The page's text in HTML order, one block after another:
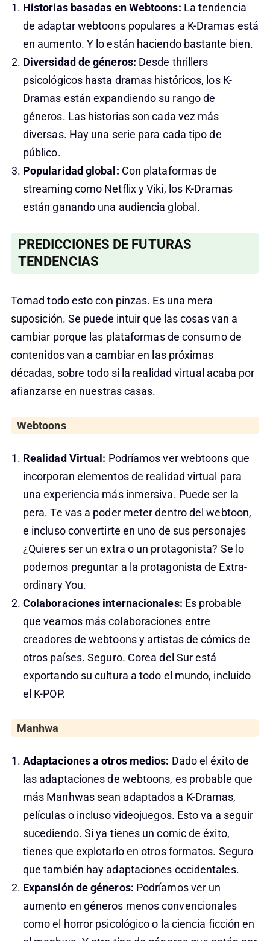
Historias basadas en Webtoons: La tendencia
de adaptar webtoons populares a K-Dramas está
en aumento. Y lo están haciendo bastante bien.
Diversidad de géneros: Desde thrillers
psicológicos hasta dramas históricos, los K-
Dramas están expandiendo su rango de
géneros. Las historias son cada vez más
diversas. Hay una serie para cada tipo de
público.
Popularidad global: Con plataformas de
streaming como Netflix y Viki, los K-Dramas
están ganando una audiencia global.
PREDICCIONES DE FUTURAS
TENDENCIAS
Tomad todo esto con pinzas. Es una mera
suposición. Se puede intuir que las cosas van a
cambiar porque las plataformas de consumo de
contenidos van a cambiar en las próximas
décadas, sobre todo si la realidad virtual acaba por
afianzarse en nuestras casas.
Webtoons
Realidad Virtual: Podríamos ver webtoons que
incorporan elementos de realidad virtual para
una experiencia más inmersiva. Puede ser la
pera. Te vas a poder meter dentro del webtoon,
e incluso convertirte en uno de sus personajes
¿Quieres ser un extra o un protagonista? Se lo
podemos preguntar a la protagonista de Extra-
ordinary You.
Colaboraciones internacionales: Es probable
que veamos más colaboraciones entre
creadores de webtoons y artistas de cómics de
otros países. Seguro. Corea del Sur está
exportando su cultura a todo el mundo, incluido
el K-POP.
Manhwa
Adaptaciones a otros medios: Dado el éxito de
las adaptaciones de webtoons, es probable que
más Manhwas sean adaptados a K-Dramas,
películas o incluso videojuegos. Esto va a seguir
sucediendo. Si ya tienes un comic de éxito,
tienes que explotarlo en otros formatos. Seguro
que también hay adaptaciones occidentales.
Expansión de géneros: Podríamos ver un
aumento en géneros menos convencionales
como el horror psicológico o la ciencia ficción en